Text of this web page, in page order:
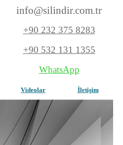
info@silindir.com.tr
+90 232 375 8283
+90 532 131 1355
WhatsApp
Videolar İletişim